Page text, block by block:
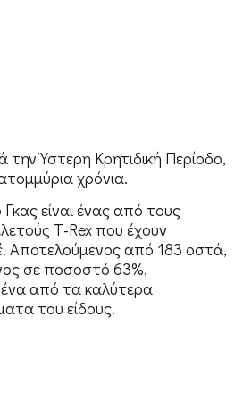
την Ύστερη Κρητιδική Περίοδο,
χρόνια.
είναι ένας από τους
T-Rex που έχουν
Αποτελούμενος από 183 οστά,
σε ποσοστό 63%,
από τα καλύτερα
του είδους.